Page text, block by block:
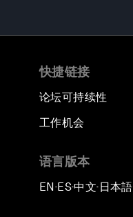
快捷链接
论坛可持续性
工作机会
语言版本
EN ▪ES▪中文▪ 日本語